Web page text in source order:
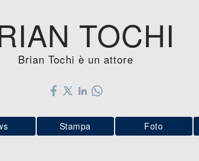
TOCHI
Brian Tochi è un attore
Stampa Foto